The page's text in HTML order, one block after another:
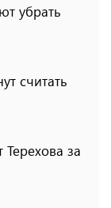
убрать
считать
за